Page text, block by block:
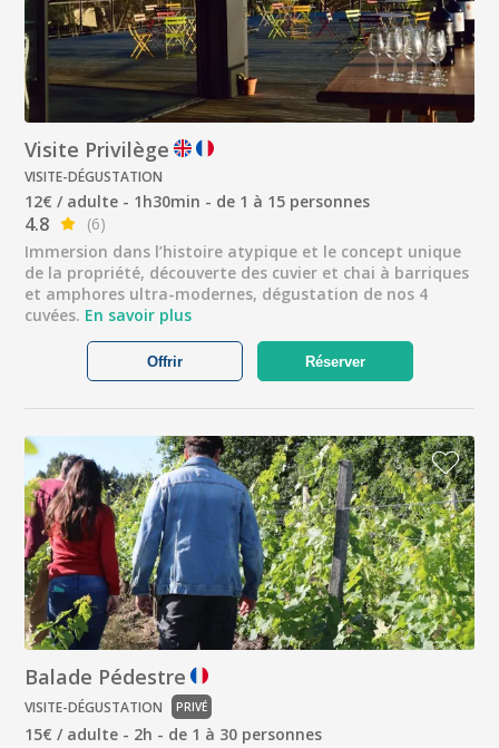
Visite Privilège
VISITE-DÉGUSTATION
12€ / adulte - 1h30min - de 1 à 15 personnes
4.8
(6)
Immersion dans l’histoire atypique et le concept unique
de la propriété, découverte des cuvier et chai à barriques
et amphores ultra-modernes, dégustation de nos 4
cuvées. En savoir plus
Réserver
Offrir
Balade Pédestre
VISITE-DÉGUSTATION PRIVÉ
15€ / adulte - 2h - de 1 à 30 personnes